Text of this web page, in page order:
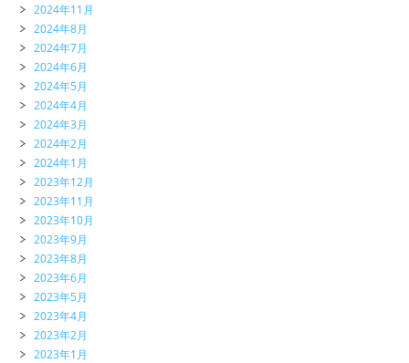
2024年11月
2024年8月
2024年7月
2024年6月
2024年5月
2024年4月
2024年3月
2024年2月
2024年1月
2023年12月
2023年11月
2023年10月
2023年9月
2023年8月
2023年6月
2023年5月
2023年4月
2023年2月
2023年1月